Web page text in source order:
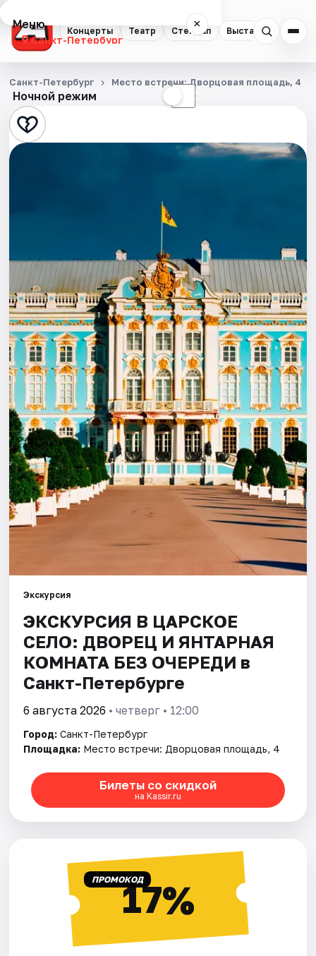
Концерты Театр Стендап Выставки
Меню ×
Санкт-Петербург
Концерты
Театр
Стендап
Спорт
События
Города
Площадки
Артисты
Рейтинги
Ночной режим ☾
Санкт-Петербург Место встречи: Дворцовая площадь, 4
Экскурсия
ЭКСКУРСИЯ В ЦАРСКОЕ
СЕЛО: ДВОРЕЦ И ЯНТАРНАЯ
КОМНАТА БЕЗ ОЧЕРЕДИ в
Санкт-Петербурге
6 августа 2026 • четверг • 12:00
Город: Санкт-Петербург
Площадка: Место встречи: Дворцовая площадь, 4
Билеты со скидкой
на Kassir.ru
ПРОМОКОД17%